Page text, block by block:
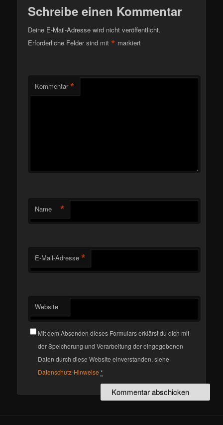
Schreibe einen Kommentar
Deine E-Mail-Adresse wird nicht veröffentlicht.
Erforderliche Felder sind mit* markiert
Kommentar *
Name *
E-Mail-Adresse *
Website
Mit dem Absenden dieses Formulars erklärst du dich mit
der Speicherung und Verarbeitung der eingegebenen
Daten durch diese Website einverstanden, siehe
Datenschutz-Hinweise *